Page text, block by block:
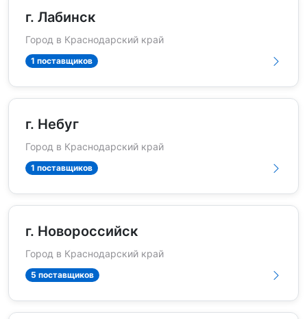
г. Лабинск
Город в Краснодарский край
1 поставщиков
г. Небуг
Город в Краснодарский край
1 поставщиков
г. Новороссийск
Город в Краснодарский край
5 поставщиков